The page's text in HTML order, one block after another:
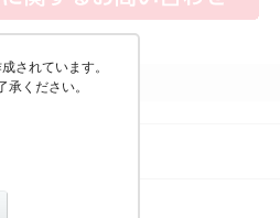
されています。
ください。